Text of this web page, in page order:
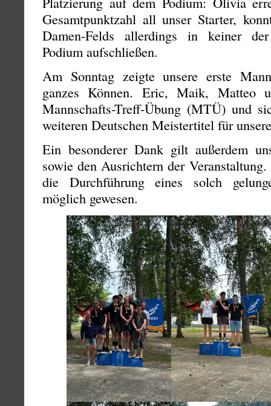
Gesamtpunktzahl all unser Starter,
Damen-Felds allerdings in keiner
Podium aufschließen.
Am Sonntag zeigte unsere erste
ganzes Können. Eric, Maik, Matteo
Mannschafts-Treff-Übung (MTÜ) und
weiteren Deutschen Meistertitel für
Ein besonderer Dank gilt außerdem
sowie den Ausrichtern der
die Durchführung eines solch
möglich gewesen.